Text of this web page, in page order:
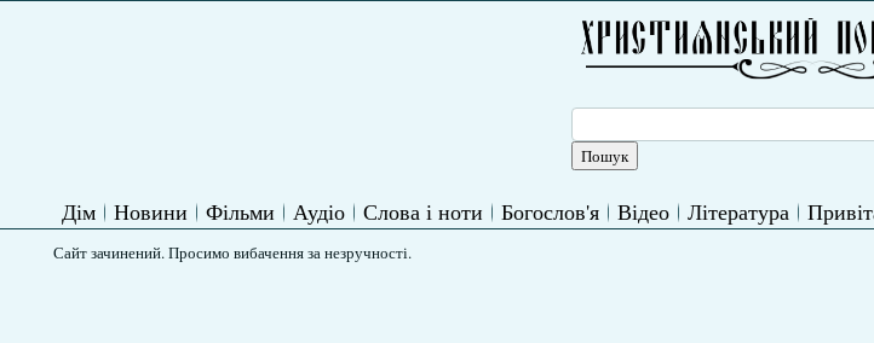
Дім Новини Фільми Аудіо Слова і ноти Богослов'я Відео Література
Сайт зачинений. Просимо вибачення за незручності.